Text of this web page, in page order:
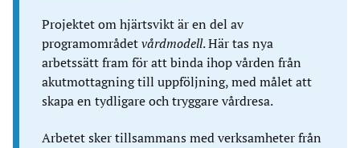
Projektet om hjärtsvikt är en del av
programområdet vårdmodell. Här tas nya
arbetssätt fram för att binda ihop vården från
akutmottagning till uppföljning, med målet att
skapa en tydligare och tryggare vårdresa.
Arbetet sker tillsammans med verksamheter från